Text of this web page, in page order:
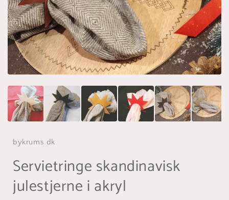
bykrums.dk
Servietringe skandinavisk
julestjerne i akryl